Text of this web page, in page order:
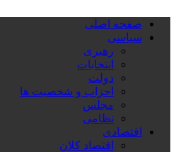
صفحه اصلی
سیاسی
رهبری
انتخابات
دولت
احزاب و شخصیت ها
مجلس
نظامی
اقتصادی
اقتصاد کلان